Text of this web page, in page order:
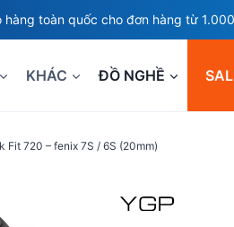
hàng toàn quốc cho đơn hàng từ
KHÁC ĐỒ NGHỀ
Fit 720 – fenix 7S / 6S (20mm)